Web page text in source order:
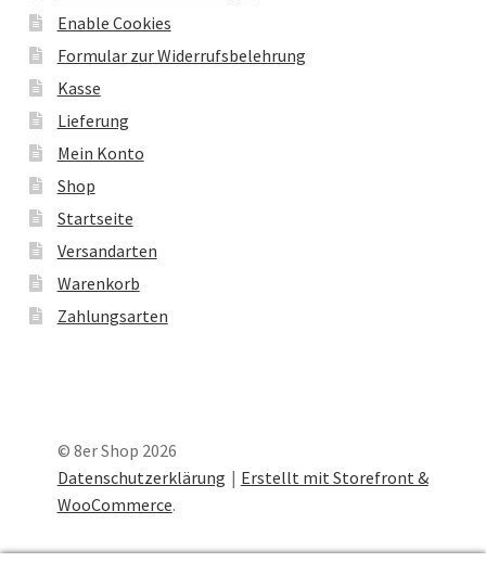
Enable Cookies
Formular zur Widerrufsbelehrung
Kasse
Lieferung
Mein Konto
Shop
Startseite
Versandarten
Warenkorb
Zahlungsarten
© 8er Shop 2026
Datenschutzerklärung
Erstellt mit Storefront &
WooCommerce.